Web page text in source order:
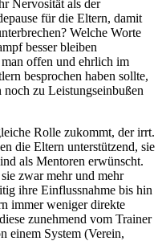
Nervosität als der
für die Eltern, damit
Welche Worte
besser bleiben
offen und ehrlich im
besprochen haben sollte,
noch zu Leistungseinbußen
Rolle zukommt, der irrt.
die Eltern unterstützend, sie
als Mentoren erwünscht.
zwar mehr und mehr
ihre Einflussnahme bis hin
immer weniger direkte
zunehmend vom Trainer
einem System (Verein,